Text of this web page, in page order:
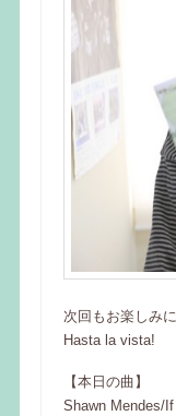
次回もお楽しみに
Hasta la vista!
【本日の曲】
Shawn Mendes/